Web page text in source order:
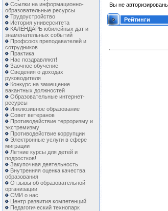
Ссылки на информационно-
образовательные ресурсы
Трудоустройство
История университета
КАЛЕНДАРЬ юбилейных дат и
знаменательных событий
Профсоюз преподавателей и
сотрудников
Практика
Нас поздравляют!
Заочное обучение
Сведения о доходах
руководителя
Конкурс на замещение
вакантных должностей
Образовательные интернет-
ресурсы
Инклюзивное образование
Совет ветеранов
Противодействие терроризму и
экстремизму
Противодействие коррупции
Электронные услуги в сфере
миграции
Летние курсы для детей и
подростков!
Закупочная деятельность
Внутренняя оценка качества
образования
Отзывы об образовательной
организации
СМИ о нас
Центр развития компетенций
Педагогический технопарк
Вы не
Рейтинги